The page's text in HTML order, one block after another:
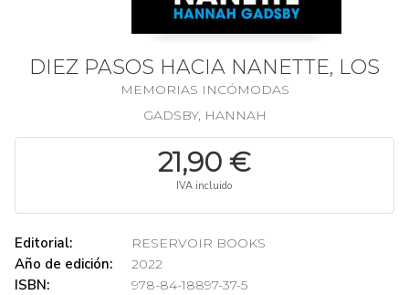
DIEZ PASOS HACIA NANETTE, LOS
MEMORIAS INCÓMODAS
GADSBY, HANNAH
21,90 €
IVA incluido
Editorial: RESERVOIR BOOKS
Año de edición: 2022
ISBN: 978-84-18897-37-5